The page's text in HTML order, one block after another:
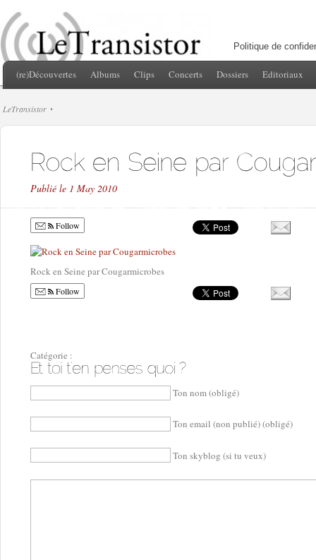
Politique de
(re)Découvertes Albums Clips Concerts Dossiers Editoriaux
LeTransistor
Publié le 1 May 2010
Follow
Rock en Seine par Cougarmicrobes
Follow
Catégorie :
Ton nom (obligé)
Ton email (non publié) (obligé)
Ton skyblog (si tu veux)